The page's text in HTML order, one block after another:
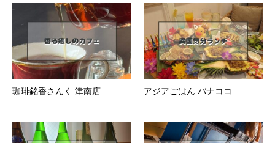
珈琲銘香さんく 津南店 アジアごはん バナココ